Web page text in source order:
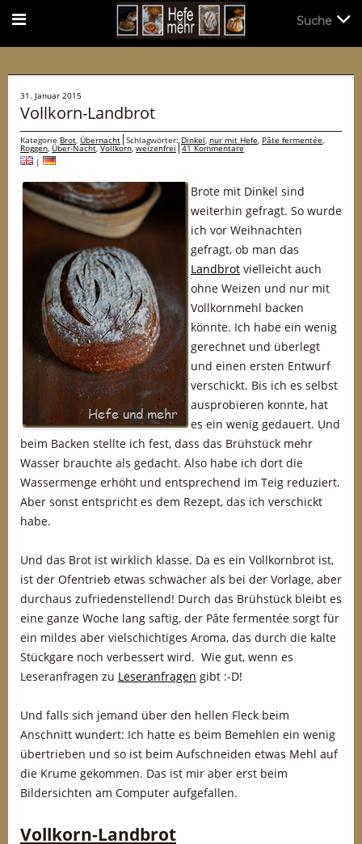
31. Januar 2015
Vollkorn-Landbrot
Kategorie Brot, Übernacht Schlagwörter: Dinkel, nur mit Hefe, Pâte fermentée,
Roggen, Über-Nacht,Vollkorn, weizenfrei 41 Kommentare
|
Brote mit Dinkel sind
weiterhin gefragt. So wurde
ich vor Weihnachten
gefragt, ob man das
Landbrot vielleicht auch
ohne Weizen und nur mit
Vollkornmehl backen
könnte. Ich habe ein wenig
gerechnet und überlegt
und einen ersten Entwurf
verschickt. Bis ich es selbst
ausprobieren konnte, hat
es ein wenig gedauert. Und
beim Backen stellte ich fest, dass das Brühstück mehr
Wasser brauchte als gedacht. Also habe ich dort die
Wassermenge erhöht und entsprechend im Teig reduziert.
Aber sonst entspricht es dem Rezept, das ich verschickt
habe.
Und das Brot ist wirklich klasse. Da es ein Vollkornbrot ist,
ist der Ofentrieb etwas schwächer als bei der Vorlage, aber
durchaus zufriedenstellend! Durch das Brühstück bleibt es
eine ganze Woche lang saftig, der Pâte fermentée sorgt für
ein mildes aber vielschichtiges Aroma, das durch die kalte
Stückgare noch verbessert wird. Wie gut, wenn es
Leseranfragen zu Leseranfragen gibt :-D!
Und falls sich jemand über den hellen Fleck beim
Anschnitt wundert: Ich hatte es beim Bemehlen ein wenig
übertrieben und so ist beim Aufschneiden etwas Mehl auf
die Krume gekommen. Das ist mir aber erst beim
Bildersichten am Computer aufgefallen.
Vollkorn-Landbrot
Suche
Suche